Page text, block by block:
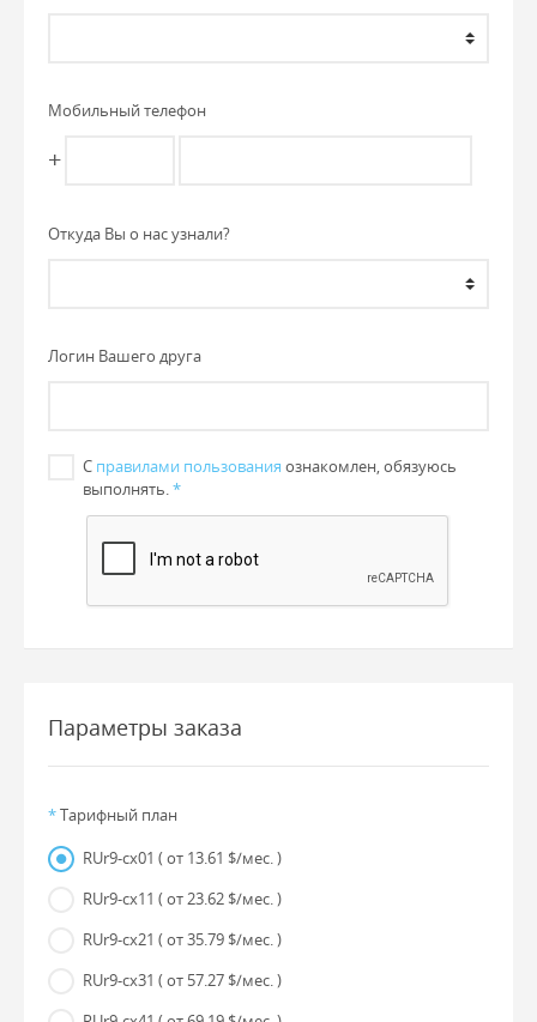
Мобильный телефон
+
Откуда Вы о нас узнали?
Логин Вашего друга
С правилами пользования ознакомлен, обязуюсь
выполнять.*
Параметры заказа
*Тарифный план
RUr9-cx01 ( от 13.61 $/мес. )
RUr9-cx11 ( от 23.62 $/мес. )
RUr9-cx21 ( от 35.79 $/мес. )
RUr9-cx31 ( от 57.27 $/мес. )